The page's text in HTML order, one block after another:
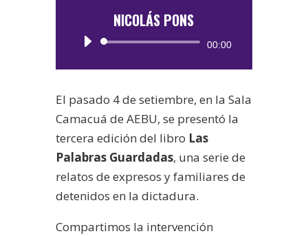
NICOLÁS PONS
Reproductor
00:00
El pasado 4 de setiembre, en la Sala
Camacuá de AEBU, se presentó la
tercera edición del libro Las
Palabras Guardadas, una serie de
relatos de expresos y familiares de
detenidos en la dictadura.
Compartimos la intervención